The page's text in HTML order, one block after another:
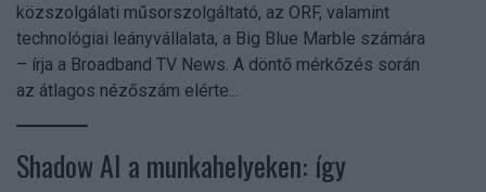
közszolgálati műsorszolgáltató, az ORF, valamint
technológiai leányvállalata, a Big Blue Marble számára
– írja a Broadband TV News. A döntő mérkőzés során
az átlagos nézőszám elérte...
Shadow AI a munkahelyeken: így